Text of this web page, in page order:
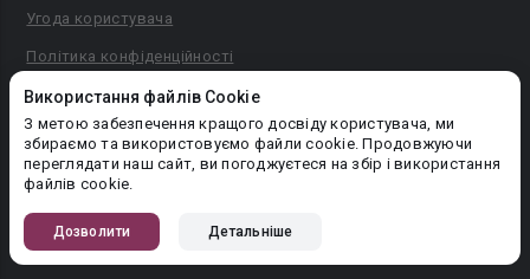
Використання файлів Cookie
З метою забезпечення кращого досвіду користувача, ми
збираємо та використовуємо файли cookie. Продовжуючи
переглядати наш сайт, ви погоджуєтеся на збір і використання
файлів cookie.
Дозволити Детальніше
Угода користувача
Політика конфіденційності
Правила публікації авторського контенту
PR-вiддiл: pr@booknet.com
© 2026 Booknet. Всі права захищено.
Narva mnt 5, Tallinn 10117, Естонія